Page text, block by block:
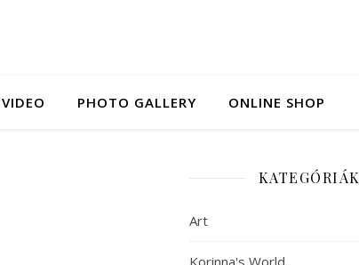
VIDEO PHOTO GALLERY ONLINE SHOP
KATEGÓRIÁK
Art
Korinna's World